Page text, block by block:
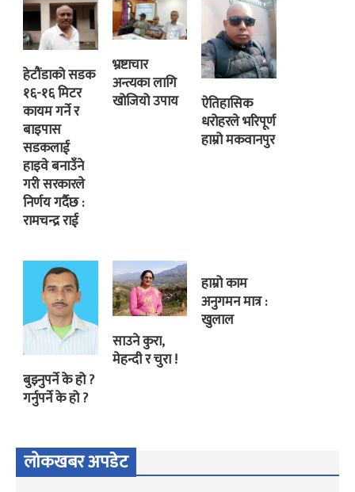
हेटौंडाको सडक
१६-१६ मिटर
कायम गर्ने र
बाइपास
सडकलाई
हाइवे बनाउँने
गरी सरकारले
निर्णय गर्दैछ :
रामचन्द्र राई
भ्रष्टाचार
अन्त्यका लागि
खोजियो उपाय
ऐतिहासिक
धरोहरले भरिपूर्ण
हाम्रो मकवानपुर
बुझ्नुपर्ने के हो ?
गर्नुपर्ने के हो ?
साउने कुरा,
मेहन्दी र चुरा !
हाम्रो काम
अनुगमन मात्र :
खुलाल
लोकखबर अपडेट